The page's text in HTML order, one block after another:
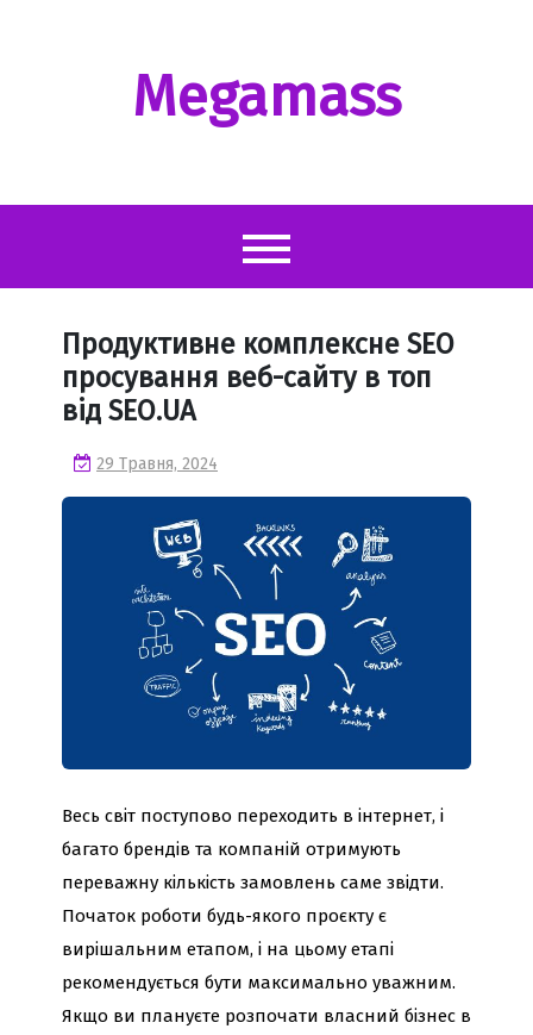
Megamass
Продуктивне комплексне SEO
просування веб-сайту в топ
від SEO.UA
29 Травня, 2024
Весь світ поступово переходить в інтернет, і
багато брендів та компаній отримують
переважну кількість замовлень саме звідти.
Початок роботи будь-якого проєкту є
вирішальним етапом, і на цьому етапі
рекомендується бути максимально уважним.
Якщо ви плануєте розпочати власний бізнес в